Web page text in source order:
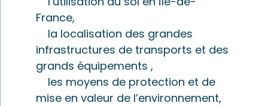
France,
la localisation des grandes
infrastructures de transports et des
grands équipements ,
les moyens de protection et de
mise en valeur de l’environnement,